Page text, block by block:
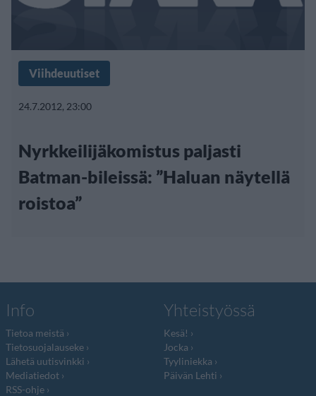
Viihdeuutiset
24.7.2012, 23:00
Nyrkkeilijäkomistus paljasti
Batman-bileissä: ”Haluan näytellä
roistoa”
Info
Tietoa meistä
Tietosuojalauseke
Lähetä uutisvinkki
Mediatiedot
RSS-ohje
Yhteistyössä
Kesä!
Jocka
Tyyliniekka
Päivän Lehti